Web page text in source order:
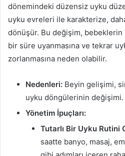
dönemindeki düzensiz uyku
uyku evreleri ile karakterize,
dönüşür. Bu değişim, bebeklerin
bir süre uyanmasına ve tekrar
zorlanmasına neden olabilir.
Nedenleri: Beyin gelişimi,
uyku döngülerinin değişimi.
Yönetim İpuçları:
Tutarlı Bir Uyku Rutini
saatte banyo, masaj,